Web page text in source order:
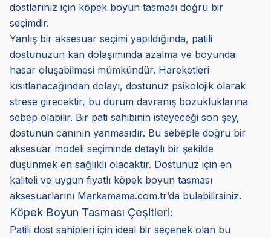
dostlarınız için köpek boyun tasması doğru bir
seçimdir.
Yanlış bir aksesuar seçimi yapıldığında, patili
dostunuzun kan dolaşımında azalma ve boyunda
hasar oluşabilmesi mümkündür. Hareketleri
kısıtlanacağından dolayı, dostunuz psikolojik olarak
strese girecektir, bu durum davranış bozukluklarına
sebep olabilir. Bir pati sahibinin isteyeceği son şey,
dostunun canının yanmasıdır. Bu sebeple doğru bir
aksesuar modeli seçiminde detaylı bir şekilde
düşünmek en sağlıklı olacaktır. Dostunuz için en
kaliteli ve uygun fiyatlı köpek boyun tasması
aksesuarlarını Markamama.com.tr’da bulabilirsiniz.
Köpek Boyun Tasması Çeşitleri:
Patili dost sahipleri için ideal bir seçenek olan bu